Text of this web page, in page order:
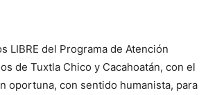
LIBRE del Programa de Atención
de Tuxtla Chico y Cacahoatán, con el
oportuna, con sentido humanista, para